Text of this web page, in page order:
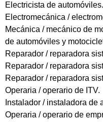
Electricista de automóviles.
Electromecánica /
Mecánica / mecánico de
de automóviles y
Reparador / reparadora
Reparador / reparadora
Reparador / reparadora
Operaria / operario de ITV.
Instalador / instaladora de
Operaria / operario de